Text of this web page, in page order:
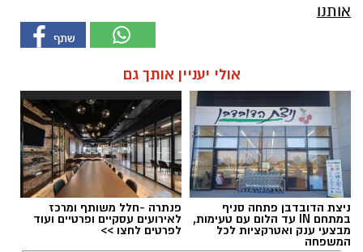
אותנו
אולי יעניין אותך גם
ניצת הדובדבן פתחה סניף
במתחם IN עד הלום עם טעימות,
מבצעי ענק ואטרקציות לכל
המשפחה
פנתרה -חלל משותף ומרכז
לאירועים עסקיים ופרטיים ועוד
לפרטים לחצו >>